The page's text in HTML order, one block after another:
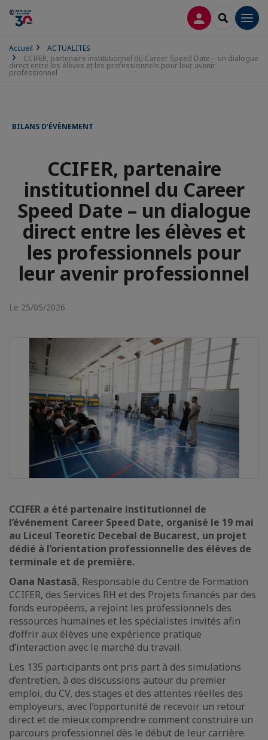
CONNEXION
Accueil
ACTUALITES
CCIFER, partenaire institutionnel du Career Speed Date – un dialogue
direct entre les élèves et les professionnels pour leur avenir
professionnel
BILANS D’ÉVÈNEMENT
CCIFER, partenaire
institutionnel du Career
Speed Date – un dialogue
direct entre les élèves et
les professionnels pour
leur avenir professionnel
Le 25/05/2026
CCIFER a été partenaire institutionnel de
l’événement Career Speed Date, organisé le 19 mai
au Liceul Teoretic Decebal de Bucarest, un projet
dédié à l’orientation professionnelle des élèves de
terminale et de première.
Oana Nastasă, Responsable du Centre de Formation
CCIFER, des Services RH et des Projets financés par des
fonds européens, a rejoint les professionnels des
ressources humaines et les spécialistes invités afin
d’offrir aux élèves une expérience pratique
d’interaction avec le marché du travail.
Les 135 participants ont pris part à des simulations
d’entretien, à des discussions autour du premier
emploi, du CV, des stages et des attentes réelles des
employeurs, avec l’opportunité de recevoir un retour
direct et de mieux comprendre comment construire un
parcours professionnel dès le début de leur carrière.